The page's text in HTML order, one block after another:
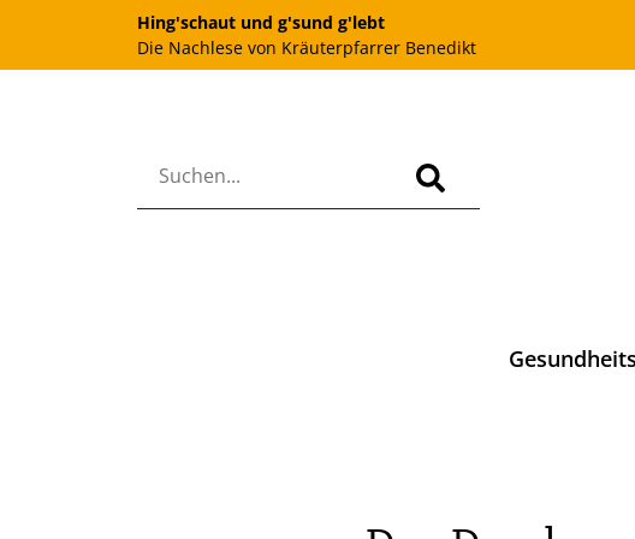
Hing'schaut und g'sund g'lebt
Die Nachlese von Kräuterpfarrer Benedikt